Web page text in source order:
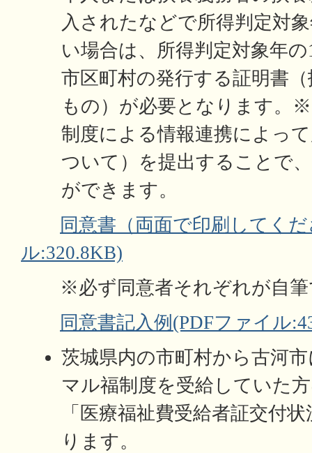
入されたなどで所得判定対
い場合は、所得判定対象年
市区町村の発行する証明書
もの）が必要となります。
制度による情報連携によっ
ついて）を提出することで
ができます。
同意書（両面で印刷してく
ル:320.8KB)
※必ず同意者それぞれが自筆
同意書記入例(PDFファイル
茨城県内の市町村から古河
マル福制度を受給していた
「医療福祉費受給者証交付
ります。